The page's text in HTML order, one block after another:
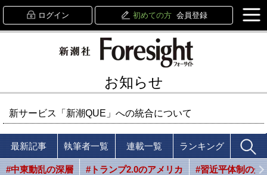
ログイン 初めての方 会員登録
お知らせ
新サービス「新潮QUE」への統合について
最新記事 執筆者一覧 連載一覧 ランキング
#中東動乱の深層 #トランプ2.0のアメリカ #習近平体制の光